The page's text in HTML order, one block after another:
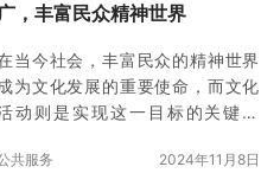
，丰富民众精神世界
当今社会，丰富民众的精神世界
为文化发展的重要使命，而文化
动则是实现这一目标的关键载
的推广带来了新的契机和强大的
共服务 2024年11月8日